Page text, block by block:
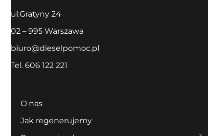
ul.Gratyny 24
02 – 995 Warszawa
biuro@dieselpomoc.pl
Tel. 606 122 221
O nas
Jak regenerujemy